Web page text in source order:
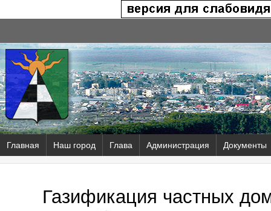
Главная Наш город Глава Администрация Документы
Газификация частных